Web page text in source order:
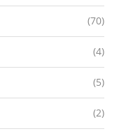
(70)
(4)
(5)
(2)